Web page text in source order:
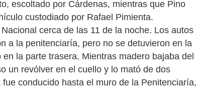
escoltado por Cárdenas, mientras que Pino
custodiado por Rafael Pimienta.
cerca de las 11 de la noche. Los autos
a la penitenciaría, pero no se detuvieron en la
la parte trasera. Mientras madero bajaba del
un revólver en el cuello y lo mató de dos
fue conducido hasta el muro de la Penitenciaría,